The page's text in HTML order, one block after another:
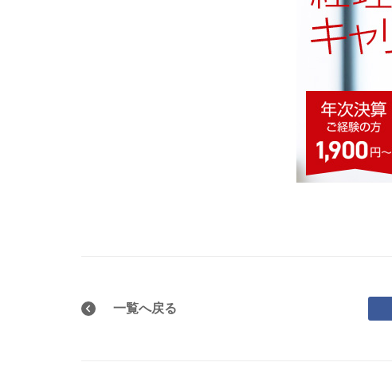
一覧へ戻る